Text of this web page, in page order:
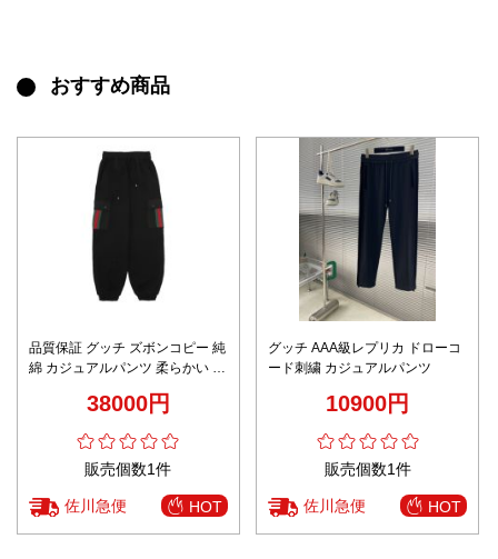
おすすめ商品
品質保証 グッチ ズボンコピー 純
綿 カジュアルパンツ 柔らかい シ
38000円
販売個数1件
佐川急便 HOT
グッチ AAA級レプリカ ドローコ
ード刺繍 カジュアルパンツ
10900円
販売個数1件
佐川急便 HOT